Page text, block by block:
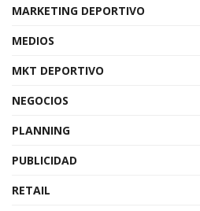
MARKETING DEPORTIVO
MEDIOS
MKT DEPORTIVO
NEGOCIOS
PLANNING
PUBLICIDAD
RETAIL